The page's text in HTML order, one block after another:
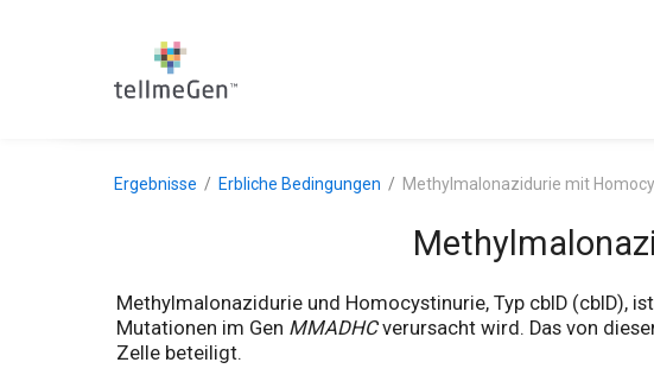
Ergebnisse Erbliche Bedingungen Methylmalonazidurie mit
Methylmalonazidurie und Homocystinurie, Typ cblD (cblD),
Mutationen im Gen MMADHCverursacht wird. Das von
Zelle beteiligt.